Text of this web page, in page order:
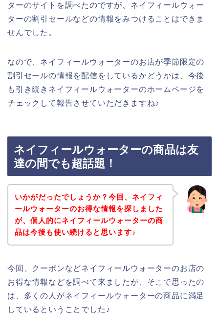
ターのサイトを調べたのですが、ネイフィールウォー
ターの割引セールなどの情報をみつけることはできま
せんでした。
なので、ネイフィールウォーターのお店が季節限定の
割引セールの情報を配信をしているかどうかは、今後
も引き続きネイフィールウォーターのホームページを
チェックして報告させていただきますね♪
ネイフィールウォーターの商品は友
達の間でも超話題！
いかがだったでしょうか？今回、ネイフィ
ールウォーターのお得な情報を探しました
が、個人的にネイフィールウォーターの商
品は今後も使い続けると思います♪
今回、クーポンなどネイフィールウォーターのお店の
お得な情報などを調べて来ましたが、そこで思ったの
は、多くの人がネイフィールウォーターの商品に満足
しているということでした♪